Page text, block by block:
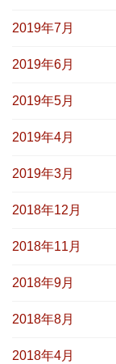
2019年7月
2019年6月
2019年5月
2019年4月
2019年3月
2018年12月
2018年11月
2018年9月
2018年8月
2018年4月